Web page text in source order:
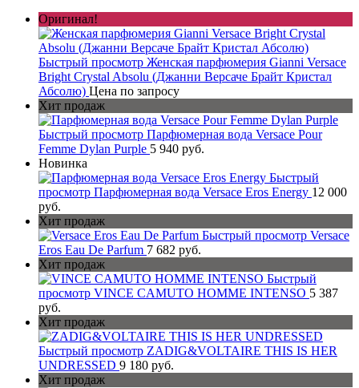
Оригинал!
Быстрый просмотр Женская парфюмерия Gianni Versace
Bright Crystal Absolu (Джанни Версаче Брайт Кристал
Абсолю) Цена по запросу
Хит продаж
Быстрый просмотр Парфюмерная вода Versace Pour
Femme Dylan Purple 5 940 руб.
Новинка
Быстрый
просмотр Парфюмерная вода Versace Eros Energy 12 000
руб.
Хит продаж
Быстрый просмотр Versace
Eros Eau De Parfum 7 682 руб.
Хит продаж
Быстрый
просмотр VINCE CAMUTO HOMME INTENSO 5 387
руб.
Хит продаж
Быстрый просмотр ZADIG&VOLTAIRE THIS IS HER
UNDRESSED 9 180 руб.
Хит продаж